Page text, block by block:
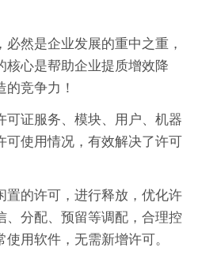
然是企业发展的重中之重，
心是帮助企业提质增效降
竞争力！
证服务、模块、用户、机器
可使用情况，有效解决了许可
置的许可，进行释放，优化许
分配、预留等调配，合理控
用软件，无需新增许可。